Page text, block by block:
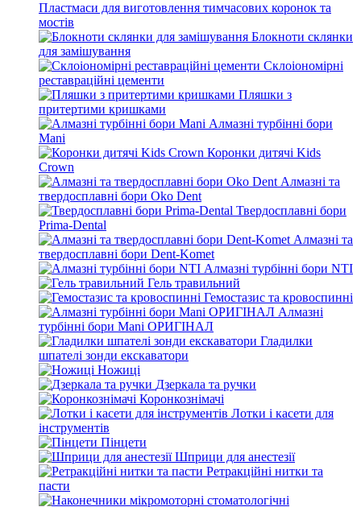
Пластмаси для виготовлення тимчасових коронок та
мостів
Блокноти склянки
для замішування
Склоіономірні
реставраційні цементи
Пляшки з
притертими кришками
Алмазні турбінні бори
Mani
Коронки дитячі Kids
Crown
Алмазні та
твердосплавні бори Oko Dent
Твердосплавні бори
Prima-Dental
Алмазні та
твердосплавні бори Dent-Komet
Алмазні турбінні бори NTI
Гель травильний
Гемостазис та кровоспинні
Алмазні
турбінні бори Mani ОРИГІНАЛ
Гладилки
шпателі зонди екскаватори
Ножиці
Дзеркала та ручки
Коронкознімачі
Лотки і касети для
інструментів
Пінцети
Шприци для анестезії
Ретракційні нитки та
пасти